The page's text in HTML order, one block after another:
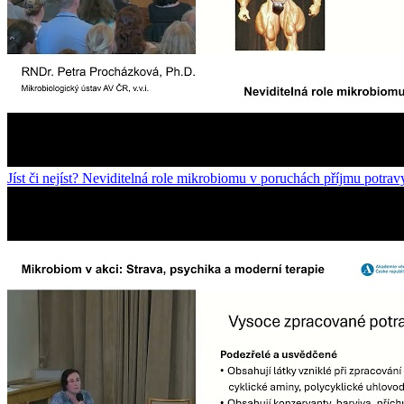
Jíst či nejíst? Neviditelná role mikrobiomu v poruchách příjmu